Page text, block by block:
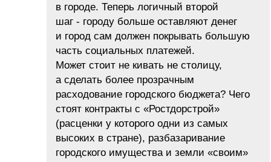
в городе. Теперь логичный второй
шаг - городу больше оставляют денег
и город сам должен покрывать большую
часть социальных платежей.
Может стоит не кивать не столицу,
а сделать более прозрачным
расходование городского бюджета? Чего
стоят контракты с «Ростдорстрой»
(расценки у которого одни из самых
высоких в стране), разбазаривание
городского имущества и земли «своим»